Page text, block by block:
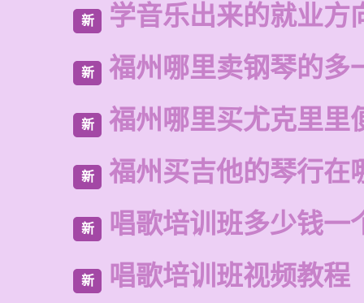
新 学音乐出来的就业方
新 福州哪里卖钢琴的多
新 福州哪里买尤克里里
新 福州买吉他的琴行在
新 唱歌培训班多少钱一
新 唱歌培训班视频教程